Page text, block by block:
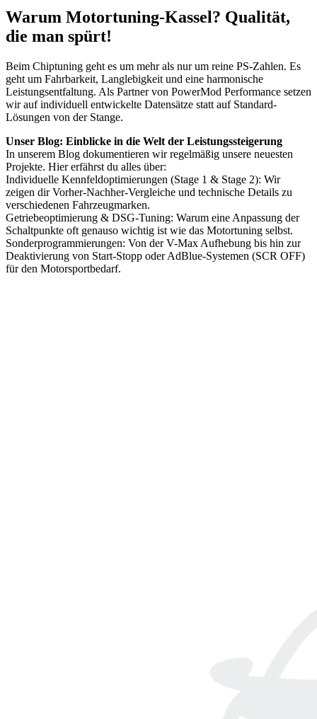
Warum Motortuning-Kassel? Qualität,
die man spürt!
Beim Chiptuning geht es um mehr als nur um reine PS-Zahlen. Es
geht um Fahrbarkeit, Langlebigkeit und eine harmonische
Leistungsentfaltung. Als Partner von PowerMod Performance setzen
wir auf individuell entwickelte Datensätze statt auf Standard-
Lösungen von der Stange.
Unser Blog: Einblicke in die Welt der Leistungssteigerung
In unserem Blog dokumentieren wir regelmäßig unsere neuesten
Projekte. Hier erfährst du alles über:
Individuelle Kennfeldoptimierungen (Stage 1 & Stage 2): Wir
zeigen dir Vorher-Nachher-Vergleiche und technische Details zu
verschiedenen Fahrzeugmarken.
Getriebeoptimierung & DSG-Tuning: Warum eine Anpassung der
Schaltpunkte oft genauso wichtig ist wie das Motortuning selbst.
Sonderprogrammierungen: Von der V-Max Aufhebung bis hin zur
Deaktivierung von Start-Stopp oder AdBlue-Systemen (SCR OFF)
für den Motorsportbedarf.